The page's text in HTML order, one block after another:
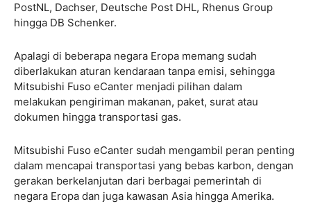
PostNL, Dachser, Deutsche Post DHL, Rhenus Group
hingga DB Schenker.
Apalagi di beberapa negara Eropa memang sudah
diberlakukan aturan kendaraan tanpa emisi, sehingga
Mitsubishi Fuso eCanter menjadi pilihan dalam
melakukan pengiriman makanan, paket, surat atau
dokumen hingga transportasi gas.
Mitsubishi Fuso eCanter sudah mengambil peran penting
dalam mencapai transportasi yang bebas karbon, dengan
gerakan berkelanjutan dari berbagai pemerintah di
negara Eropa dan juga kawasan Asia hingga Amerika.